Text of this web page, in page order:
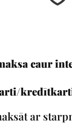
caur
ar